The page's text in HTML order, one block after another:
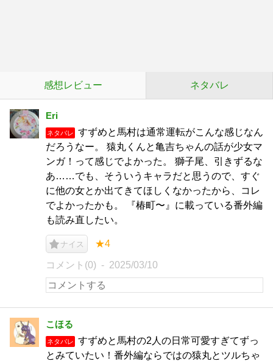
感想レビュー ネタバレ
Eri
ネタバレ
すずめと馬村は通常運転がこんな感じなん
だろうなー。 猿丸くんと亀吉ちゃんの話が少女マ
ンガ！って感じでよかった。 獅子尾、引きずるな
あ……でも、そういうキャラだと思うので、すぐ
に他の女とか出てきてほしくなかったから、コレ
でよかったかも。 『椿町〜』に載っている番外編
も読み直したい。
ナイス ★4
コメント(0) 2025/03/10
こほる
ネタバレ
すずめと馬村の2人の日常可愛すぎてずっ
とみていたい！番外編ならではの猿丸とツルちゃ